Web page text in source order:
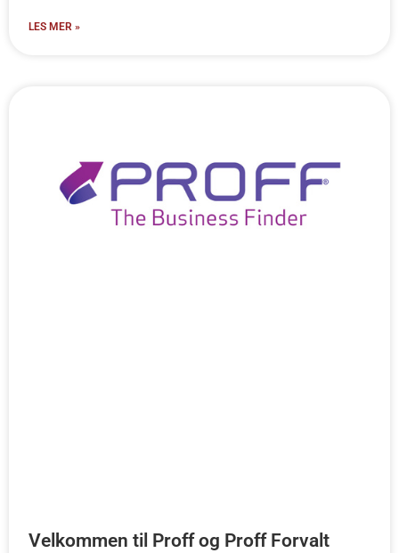
LES MER »
Velkommen til Proff og Proff Forvalt